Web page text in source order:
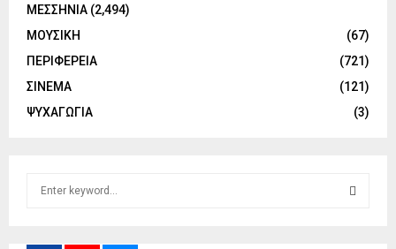
ΜΕΣΣΗΝΙΑ (2,494)
ΜΟΥΣΙΚΗ
(67)
ΠΕΡΙΦΕΡΕΙΑ
(721)
ΣΙΝΕΜΑ
(121)
ΨΥΧΑΓΩΓΙΑ
(3)